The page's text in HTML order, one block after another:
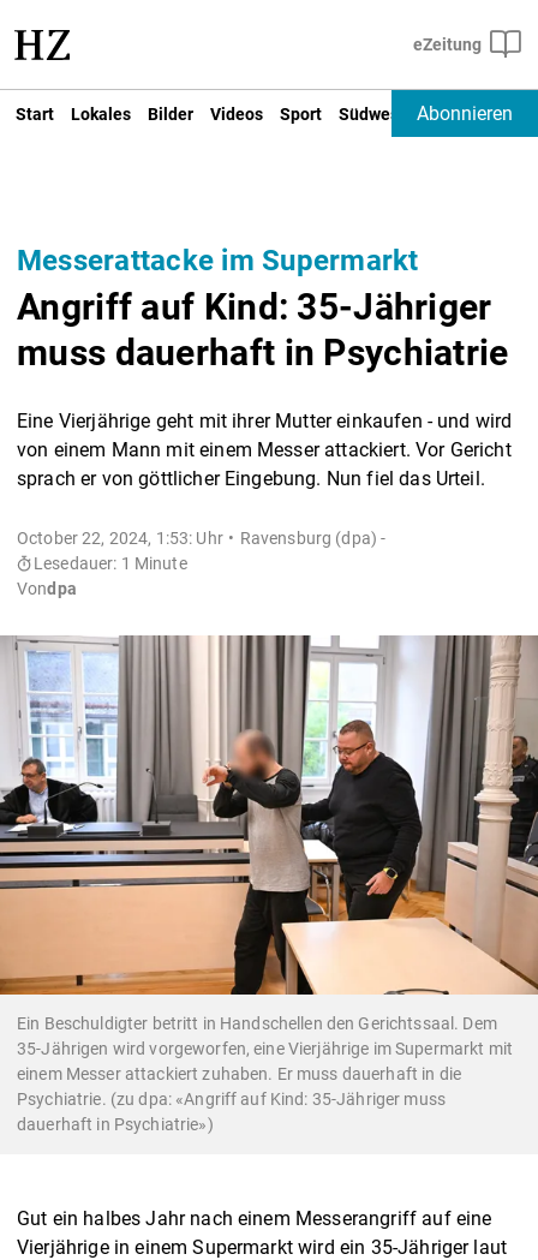
Start Lokales Bilder Videos Sport Südwest Deutschland
Abonnieren
Messerattacke im Supermarkt
Angriff auf Kind: 35-Jähriger
muss dauerhaft in Psychiatrie
Eine Vierjährige geht mit ihrer Mutter einkaufen - und wird
von einem Mann mit einem Messer attackiert. Vor Gericht
sprach er von göttlicher Eingebung. Nun fiel das Urteil.
October 22, 2024, 1:53: Uhr
Ravensburg (dpa) -
Lesedauer: 1 Minute
Vondpa
Ein Beschuldigter betritt in Handschellen den Gerichtssaal. Dem
35-Jährigen wird vorgeworfen, eine Vierjährige im Supermarkt mit
einem Messer attackiert zuhaben. Er muss dauerhaft in die
Psychiatrie. (zu dpa: «Angriff auf Kind: 35-Jähriger muss
dauerhaft in Psychiatrie»)
Gut ein halbes Jahr nach einem Messerangriff auf eine
Vierjährige in einem Supermarkt wird ein 35-Jähriger laut